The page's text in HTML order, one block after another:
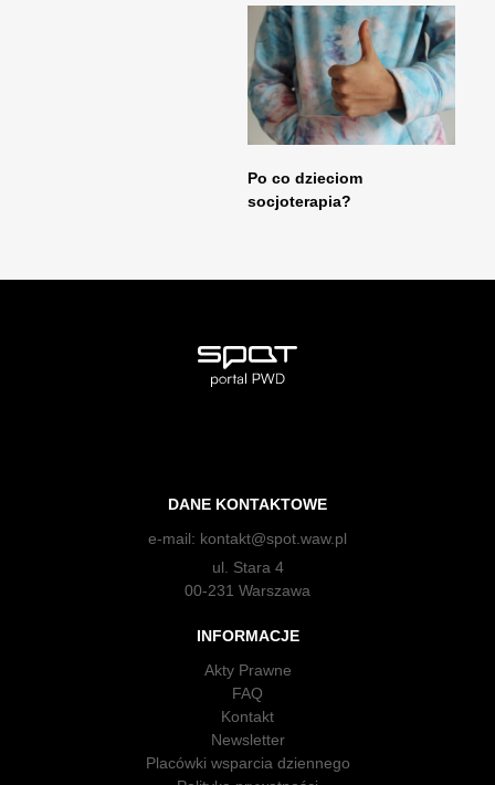
Po co dzieciom
socjoterapia?
DANE KONTAKTOWE
e-mail: kontakt@spot.waw.pl
ul. Stara 4
00-231 Warszawa
INFORMACJE
Akty Prawne
FAQ
Kontakt
Newsletter
Placówki wsparcia dziennego